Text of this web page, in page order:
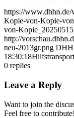
https://
Kopie-von-Kopie-
von-
http://
neu-2013gr.png
18:30:18
0 replies
Leave a Reply
Want to join the
Feel free to contribute!